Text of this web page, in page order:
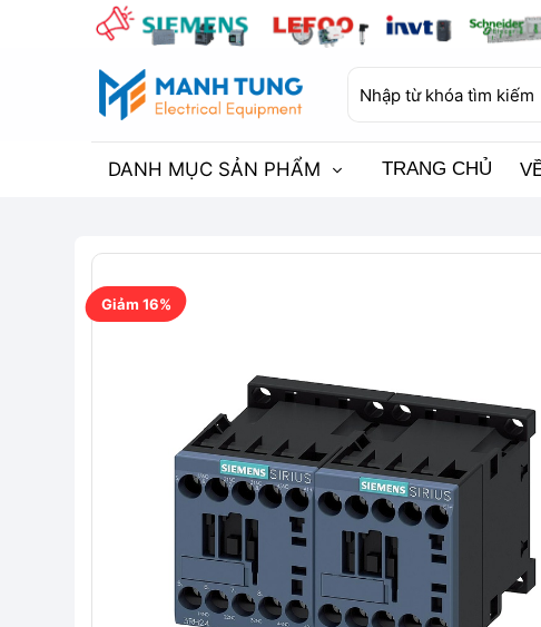
kiếm:
DANH MỤC SẢN PHẨM TRANG CHỦ
Giảm 16%